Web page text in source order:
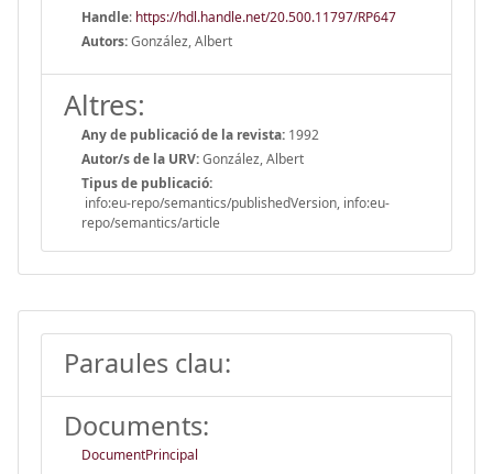
Handle: https://hdl.handle.net/20.500.11797/RP647
Autors:González, Albert
Altres:
Any de publicació de la revista: 1992
Autor/s de la URV:González, Albert
Tipus de publicació:
info:eu-repo/semantics/publishedVersion, info:eu-
repo/semantics/article
Paraules clau:
Documents:
DocumentPrincipal